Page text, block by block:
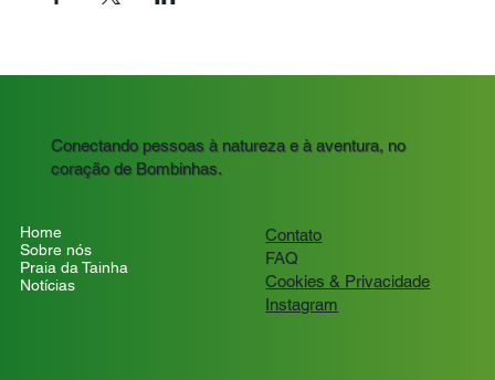
Conectando pessoas à natureza e à aventura, no
coração de Bombinhas.
Home
Sobre nós
Praia da Tainha
Notícias
Contato
FAQ
Cookies& Privacidade
Instagram